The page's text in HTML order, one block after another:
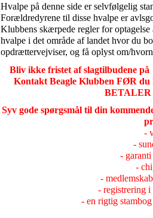
Hvalpe på denne side er selvfølgelig
Forældredyrene til disse hvalpe er
Klubbens skærpede regler for
hvalpe i det område af landet hvor du
opdrættervejviser, og få oplyst om/
Bliv ikke fristet af slagtilbudene på
Kontakt Beagle Klubben FØR
Syv gode spørgsmål til din
-
-
-
-
-
- registrering
- en rigtig